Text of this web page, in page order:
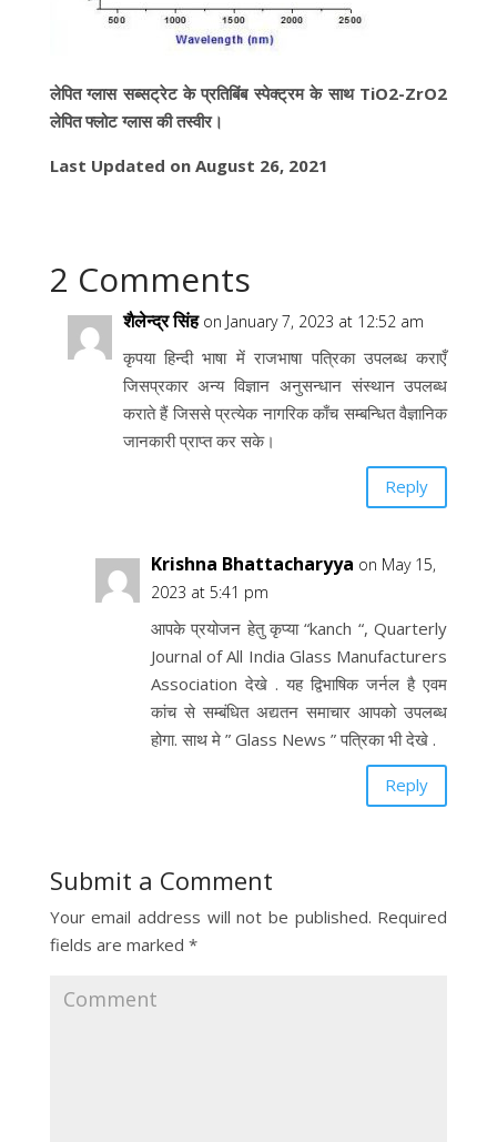
लेपित ग्लास सब्सट्रेट के प्रतिबिंब स्पेक्ट्रम के साथ TiO2-ZrO2
लेपित फ्लोट ग्लास की तस्वीर।
Last Updated on August 26, 2021
2 Comments
शैलेन्द्र सिंह on January 7, 2023 at 12:52 am
कृपया हिन्दी भाषा में राजभाषा पत्रिका उपलब्ध कराएँ
जिसप्रकार अन्य विज्ञान अनुसन्धान संस्थान उपलब्ध
कराते हैं जिससे प्रत्येक नागरिक काँच सम्बन्धित वैज्ञानिक
जानकारी प्राप्त कर सके।
Reply
Krishna Bhattacharyya on May 15,
2023 at 5:41 pm
आपके प्रयोजन हेतु कृप्या “kanch “, Quarterly
Journal of All India Glass Manufacturers
Association देखे . यह द्विभाषिक जर्नल है एवम
कांच से सम्बंधित अद्यतन समाचार आपको उपलब्ध
होगा. साथ मे ” Glass News ” पत्रिका भी देखे .
Reply
Submit a Comment
Your email address will not be published. Required
fields are marked *